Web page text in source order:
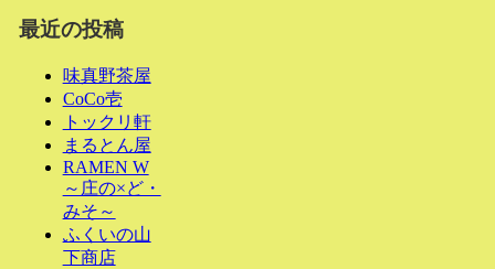
最近の投稿
味真野茶屋
CoCo壱
トックリ軒
まるとん屋
RAMEN W
～庄の×ど・
みそ～
ふくいの山
下商店